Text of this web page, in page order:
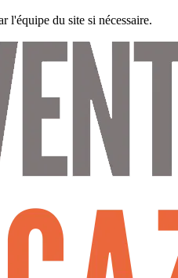
l'équipe du site si nécessaire.